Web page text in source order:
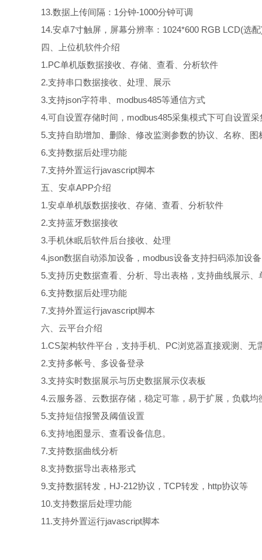
13.数据上传间隔：1分钟-1000分钟可调
14.安卓7寸触屏，屏幕分辨率：1024*600 RGB LCD(选
四、上位机软件介绍
1.PC单机版数据接收、存储、查看、分析软件
2.支持串口数据接收、处理、展示
3.支持json字符串、modbus485等通信方式
4.可自设置存储时间，modbus485采集模式下可自设置采
5.支持自助增加、删除、修改监测参数的协议、名称、图
6.支持数据后处理功能
7.支持外置运行javascript脚本
五、安卓APP介绍
1.安卓单机版数据接收、存储、查看、分析软件
2.支持蓝牙数据接收
3.手机休眠后软件后台接收、处理
4.json数据自动添加设备，modbus设备支持扫码添加设备
5.支持历史数据查看、分析、导出表格，支持曲线展示、
6.支持数据后处理功能
7.支持外置运行javascript脚本
六、云平台介绍
1.CS架构软件平台，支持手机、PC浏览器直接观测、无
2.支持多帐号、多设备登录
3.支持实时数据展示与历史数据展示仪表板
4.云服务器、云数据存储，稳定可靠，易于扩展，负载均
5.支持短信报警及阈值设置
6.支持地图显示、查看设备信息。
7.支持数据曲线分析
8.支持数据导出表格形式
9.支持数据转发，HJ-212协议，TCP转发，http协议等
10.支持数据后处理功能
11.支持外置运行javascript脚本